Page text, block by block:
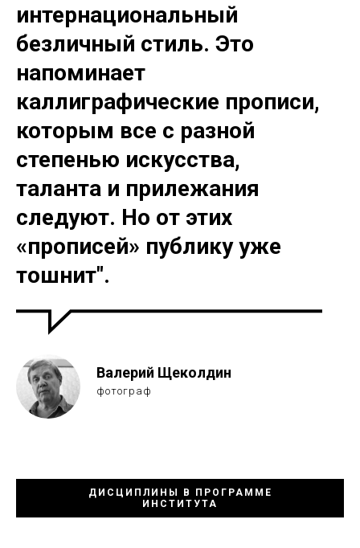
интернациональный
безличный стиль. Это
напоминает
каллиграфические прописи,
которым все с разной
степенью искусства,
таланта и прилежания
следуют. Но от этих
«прописей» публику уже
тошнит".
Валерий Щеколдин
фотограф
ДИСЦИПЛИНЫ В ПРОГРАММЕ
ИНСТИТУТА